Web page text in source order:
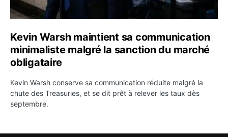
Kevin Warsh maintient sa communication
minimaliste malgré la sanction du marché
obligataire
Kevin Warsh conserve sa communication réduite malgré la
chute des Treasuries, et se dit prêt à relever les taux dès
septembre.